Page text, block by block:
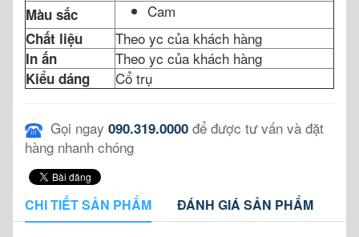
Màu sắc Cam
Chất liệu Theo yc của khách hàng
In ấn Theo yc của khách hàng
Kiểu dáng Cổ trụ
Gọi ngay 090.319.0000 để được tư vấn và đặt
hàng nhanh chóng
CHI TIẾT SẢN PHẨM ĐÁNH GIÁ SẢN PHẨM